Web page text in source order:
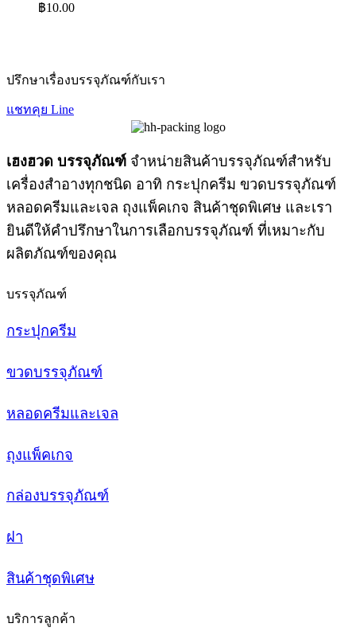
฿10.00
ปรึกษาเรื่องบรรจุภัณฑ์กับเรา
แชทคุย Line
เฮงฮวด บรรจุภัณฑ์ จำหน่ายสินค้าบรรจุภัณฑ์สำหรับ
เครื่องสำอางทุกชนิด อาทิ กระปุกครีม ขวดบรรจุภัณฑ์
หลอดครีมและเจล ถุงแพ็คเกจ สินค้าชุดพิเศษ และเรา
ยินดีให้คำปรึกษาในการเลือกบรรจุภัณฑ์ ที่เหมาะกับ
ผลิตภัณฑ์ของคุณ
บรรจุภัณฑ์
กระปุกครีม
ขวดบรรจุภัณฑ์
หลอดครีมและเจล
ถุงแพ็คเกจ
กล่องบรรจุภัณฑ์
ฝา
สินค้าชุดพิเศษ
บริการลูกค้า